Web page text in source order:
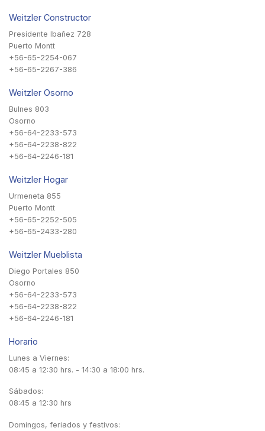
Weitzler Constructor
Presidente Ibañez 728
Puerto Montt
+56-65-2254-067
+56-65-2267-386
Weitzler Osorno
Bulnes 803
Osorno
+56-64-2233-573
+56-64-2238-822
+56-64-2246-181
Weitzler Hogar
Urmeneta 855
Puerto Montt
+56-65-2252-505
+56-65-2433-280
Weitzler Mueblista
Diego Portales 850
Osorno
+56-64-2233-573
+56-64-2238-822
+56-64-2246-181
Horario
Lunes a Viernes:
08:45 a 12:30 hrs. - 14:30 a 18:00 hrs.
Sábados:
08:45 a 12:30 hrs
Domingos, feriados y festivos: